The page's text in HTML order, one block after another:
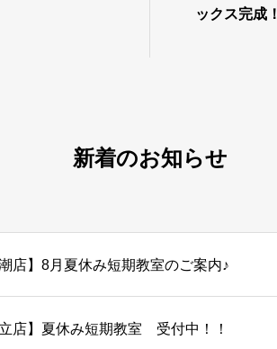
ックス完成！
新着のお知らせ
潮店】8月夏休み短期教室のご案内♪
立店】夏休み短期教室 受付中！！